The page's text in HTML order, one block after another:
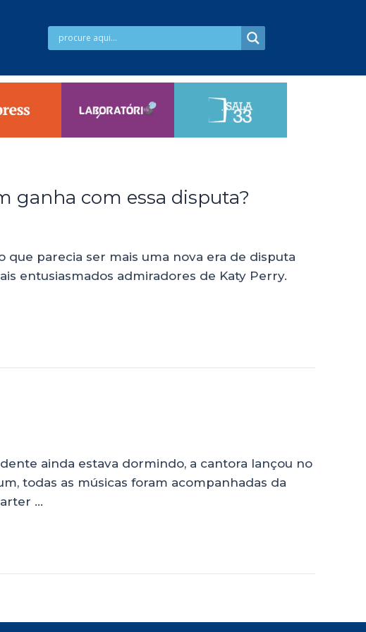
ganha com essa disputa?
que parecia ser mais uma nova era de disputa
entusiasmados admiradores de Katy Perry.
ainda estava dormindo, a cantora lançou no
todas as músicas foram acompanhadas da
…